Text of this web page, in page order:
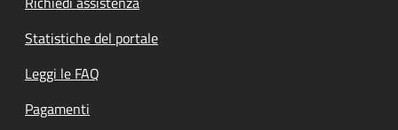
Statistiche del portale
Leggi le FAQ
Pagamenti